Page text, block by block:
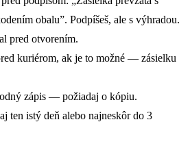
obalu”. Podpíšeš, ale s výhradou.
pred otvorením.
kuriérom, ak je to možné — zásielku
zápis — požiadaj o kópiu.
ten istý deň alebo najneskôr do 3